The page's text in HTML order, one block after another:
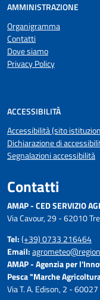
AMMINISTRAZIONE
Organigramma
Contatti
Dove siamo
Privacy Policy
ACCESSIBILITÀ
Accessibilità (sito
Dichiarazione di
Segnalazioni accessibilità
Contatti
AMAP - CED SERVIZIO
Via Cavour, 29 - 62010
Tel:(+39) 0733 216464
Email:
AMAP - Agenzia per
Pesca "Marche
Via T. A. Edison, 2 -